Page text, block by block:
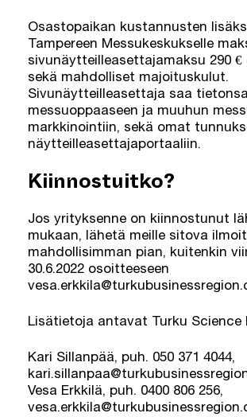
Osastopaikan kustannusten
Tampereen Messukeskukselle
sivunäytteilleasettajamaksu 290 €
sekä mahdolliset majoituskulut.
Sivunäytteilleasettaja saa
messuoppaaseen ja muuhun
markkinointiin, sekä omat
näytteilleasettajaportaaliin.
Kiinnostuitko?
Jos yrityksenne on kiinnostunut
mukaan, lähetä meille sitova
mahdollisimman pian, kuitenkin
30.6.2022 osoitteeseen
Lisätietoja antavat Turku Science
Kari Sillanpää, puh. 050 371 4044,
Vesa Erkkilä, puh. 0400 806 256,